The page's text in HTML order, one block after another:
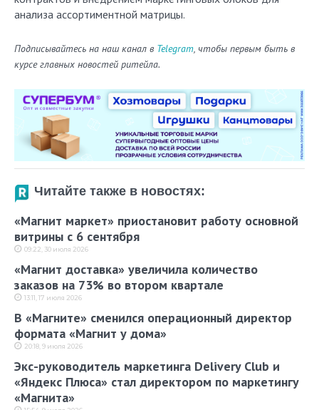
анализа ассортиментной матрицы.
Подписывайтесь на наш канал в Telegram, чтобы первым быть в
курсе главных новостей ритейла.
Читайте также в новостях:
«Магнит маркет» приостановит работу основной
витрины с 6 сентября
09:22, 30 июля 2026
«Магнит доставка» увеличила количество
заказов на 73% во втором квартале
13:11, 17 июля 2026
В «Магните» сменился операционный директор
формата «Магнит у дома»
20:18, 9 июля 2026
Экс-руководитель маркетинга Delivery Club и
«Яндекс Плюса» cтал директором по маркетингу
«Магнита»